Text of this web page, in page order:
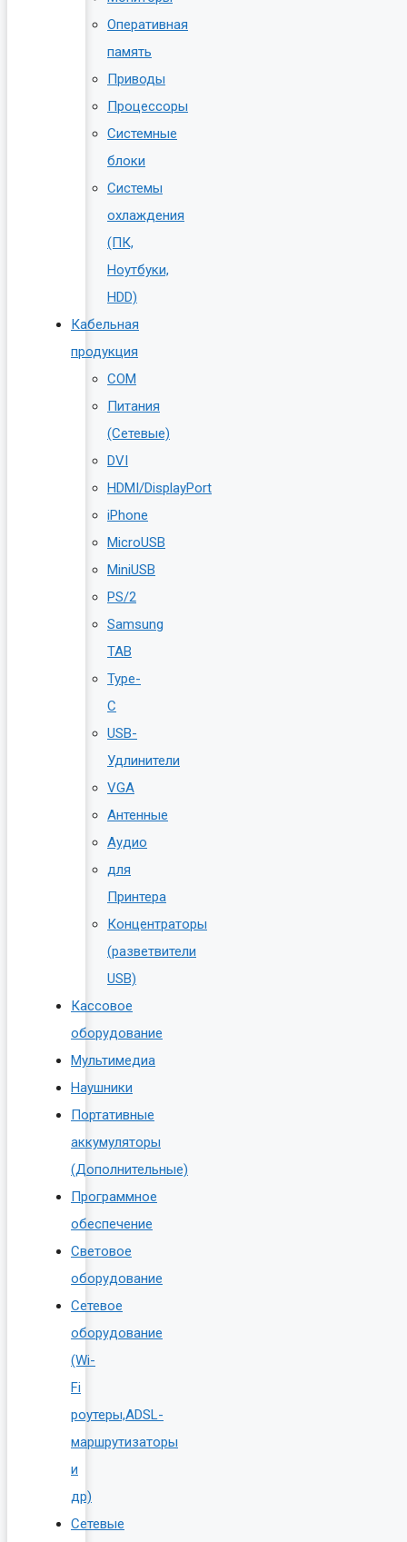
Оперативная
память
Приводы
Процессоры
Системные
блоки
Системы
охлаждения
(ПК,
Ноутбуки,
HDD)
Кабельная
продукция
COM
Питания
(Сетевые)
DVI
HDMI/DisplayPort
iPhone
MicroUSB
MiniUSB
PS/2
Samsung
TAB
Type-
C
USB-
Удлинители
VGA
Антенные
Аудио
для
Принтера
Концентраторы
(разветвители
USB)
Кассовое
оборудование
Мультимедиа
Наушники
Портативные
аккумуляторы
(Дополнительные)
Программное
обеспечение
Световое
оборудование
Сетевое
оборудование
(Wi-
Fi
роутеры,ADSL-
маршрутизаторы
и
др)
Сетевые